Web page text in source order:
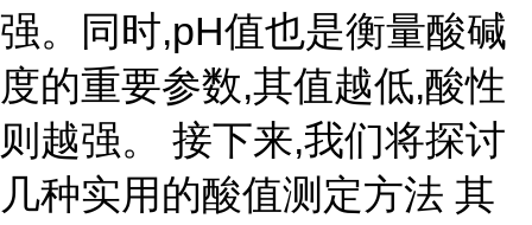
强。同时,pH值也是衡量酸碱
度的重要参数,其值越低,酸性
则越强。 接下来,我们将探讨
几种实用的酸值测定方法 其